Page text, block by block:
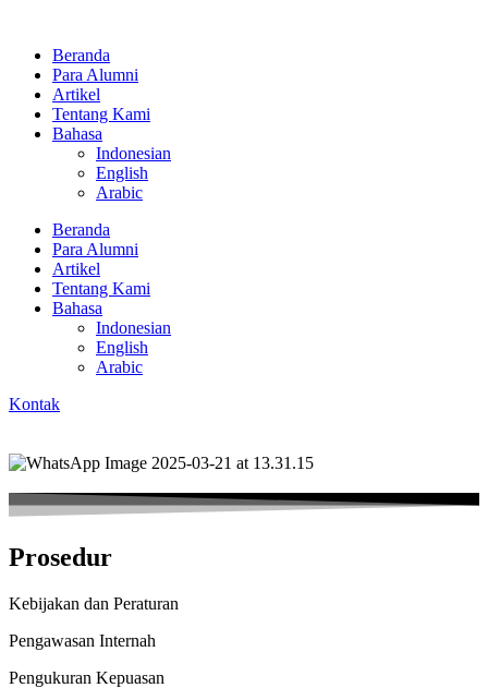
contentBeranda
Para Alumni
Artikel
Tentang Kami
Bahasa
Indonesian
English
Arabic
Beranda
Para Alumni
Artikel
Tentang Kami
Bahasa
Indonesian
English
Arabic
Kontak
Prosedur
Kebijakan dan Peraturan
Pengawasan Internah
Pengukuran Kepuasan